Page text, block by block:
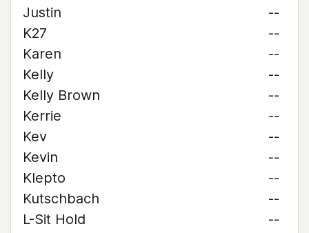
Justin
--
K27
--
Karen
--
Kelly
--
Kelly Brown
--
Kerrie
--
Kev
--
Kevin
--
Klepto
--
Kutschbach
--
L-Sit Hold
--